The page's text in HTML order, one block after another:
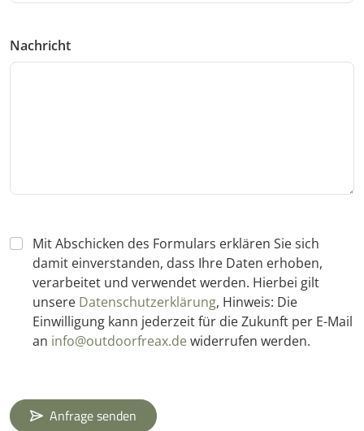
Nachricht
Mit Abschicken des Formulars erklären Sie sich
damit einverstanden, dass Ihre Daten erhoben,
verarbeitet und verwendet werden. Hierbei gilt
unsere Datenschutzerklärung, Hinweis: Die
Einwilligung kann jederzeit für die Zukunft per E-Mail
an info@outdoorfreax.dewiderrufen werden.
Anfrage senden